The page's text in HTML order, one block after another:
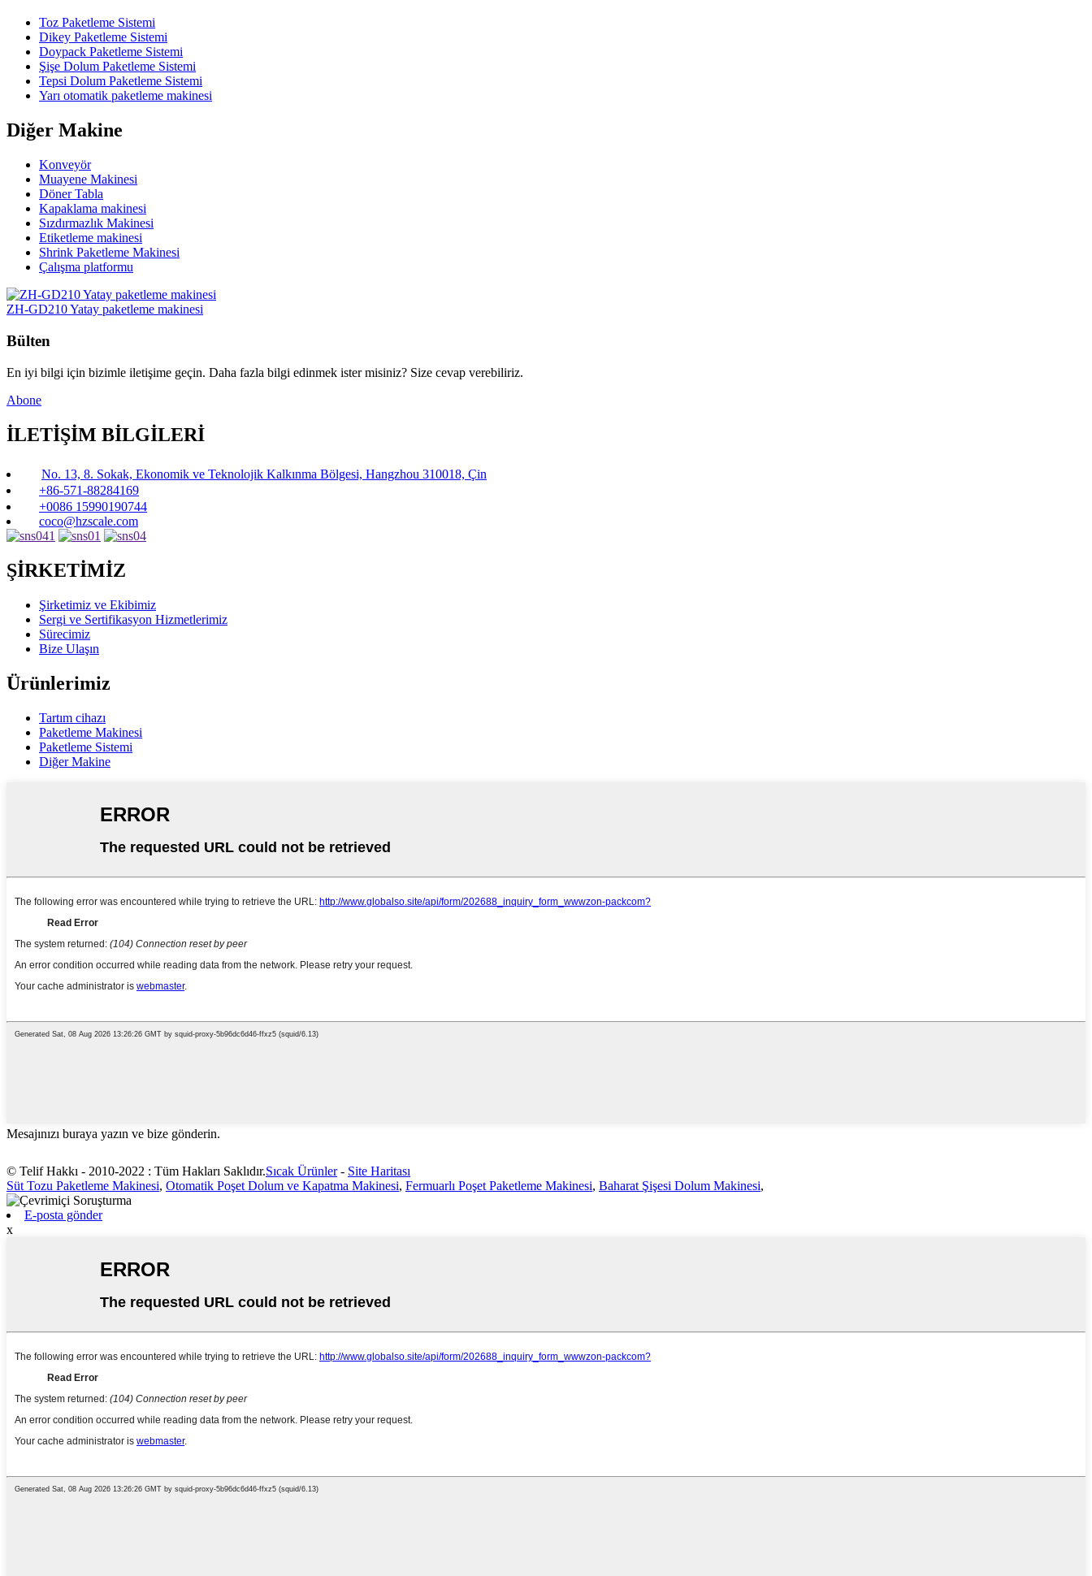
Toz Paketleme Sistemi
Dikey Paketleme Sistemi
Doypack Paketleme Sistemi
Şişe Dolum Paketleme Sistemi
Tepsi Dolum Paketleme Sistemi
Yarı otomatik paketleme makinesi
Diğer Makine
Konveyör
Muayene Makinesi
Döner Tabla
Kapaklama makinesi
Sızdırmazlık Makinesi
Etiketleme makinesi
Shrink Paketleme Makinesi
Çalışma platformu
ZH-GD210 Yatay paketleme makinesi
Bülten
En iyi bilgi için bizimle iletişime geçin. Daha fazla bilgi edinmek ister misiniz? Size cevap verebiliriz.
Abone
İLETİŞİM BİLGİLERİ
No. 13, 8. Sokak, Ekonomik ve Teknolojik Kalkınma Bölgesi, Hangzhou 310018, Çin
+86-571-88284169
+0086 15990190744
coco@hzscale.com
ŞİRKETİMİZ
Şirketimiz ve Ekibimiz
Sergi ve Sertifikasyon Hizmetlerimiz
Sürecimiz
Bize Ulaşın
Ürünlerimiz
Tartım cihazı
Paketleme Makinesi
Paketleme Sistemi
Diğer Makine
Mesajınızı buraya yazın ve bize gönderin.
© Telif Hakkı - 2010-2022 : Tüm Hakları Saklıdır.Sıcak Ürünler- Site Haritası
Süt Tozu Paketleme Makinesi, Otomatik Poşet Dolum ve Kapatma Makinesi, Fermuarlı Poşet Paketleme Makinesi, Baharat Şişesi Dolum Makinesi,
E-posta gönder
x